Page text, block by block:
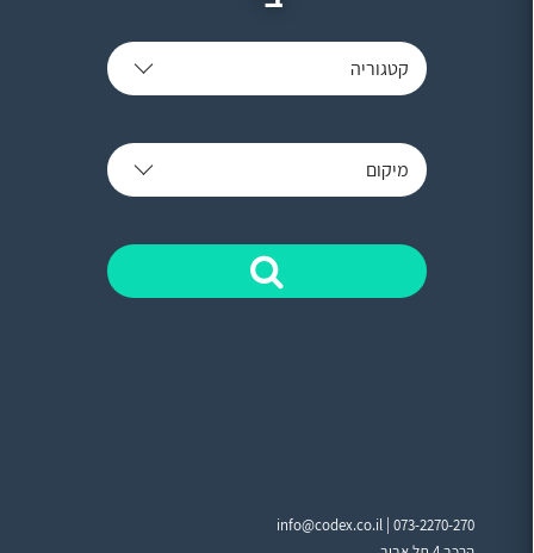
קטגוריה
מיקום
info@codex.co.il |073-2270-270